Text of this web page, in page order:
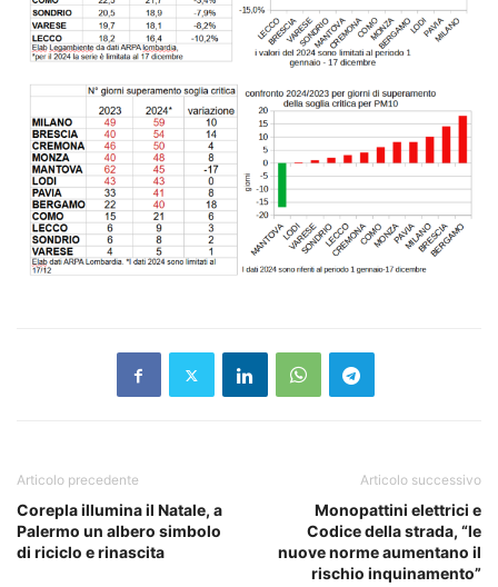
Articolo precedente
Corepla illumina il Natale, a
Palermo un albero simbolo
di riciclo e rinascita
Articolo successivo
Monopattini elettrici e
Codice della strada, “le
nuove norme aumentano il
rischio inquinamento”